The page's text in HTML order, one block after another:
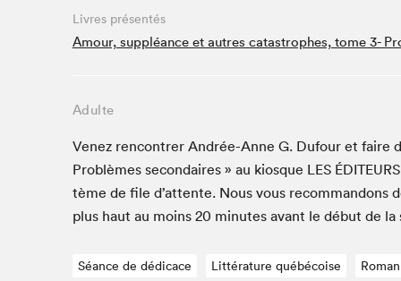
Café La Presse
Espace Côte-des-Neiges
La lecture en cadeau
Le grand jeu de lecture à voix haute du Salon du livre
de Montréal
Lettres québécoises au Salon
Louisiane enracinée et branchée
Mur des illustrateur·rice·s
Livres présentés
Amour, suppléance et autres catastrophes, tome 3-
Adulte
Venez ren­con­tr­er Andrée-Anne G. Dufour et faire
Prob­lèmes sec­ondaires » au kiosque LES ÉDI­TEURS
tème de file d’at­tente. Nous vous recom­man­dons
plus haut au moins 20 min­utes avant le début de la
Séance de dédicace Littérature québécoise Roman